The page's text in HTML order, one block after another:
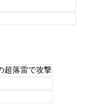
超落雷で攻撃